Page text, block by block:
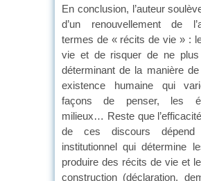
En conclusion, l’auteur
d’un renouvellement de
termes de « récits de vie » :
vie et de risquer de ne plus
déterminant de la manière
existence humaine qui
façons de penser, les
milieux… Reste que
de ces discours dépend
institutionnel qui détermine
produire des récits de vie et
construction (déclaration,